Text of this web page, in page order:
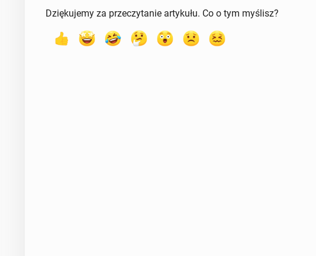
Dziękujemy za przeczytanie artykułu. Co o tym myślisz?